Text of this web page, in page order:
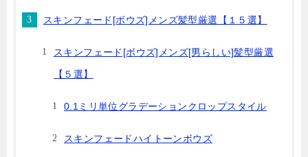
スキンフェード[ボウズ]メンズ髪型厳選【１５選】
スキンフェード[ボウズ]メンズ[男らしい]髪型厳選
【５選】
0.1ミリ単位グラデーションクロップスタイル
スキンフェードハイトーンボウズ